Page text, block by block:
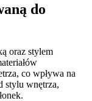
do
oraz stylem
co wpływa na
stylu wnętrza,